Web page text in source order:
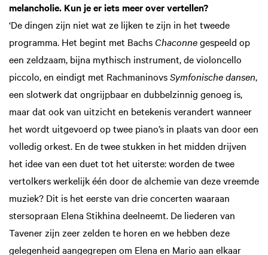
melancholie. Kun je er iets meer over vertellen?
‘De dingen zijn niet wat ze lijken te zijn in het tweede
programma. Het begint met Bachs Cha­connegespeeld op
een zeldzaam, bijna mythisch instrument, de violoncello
piccolo, en eindigt met RachmaninovsSymfonische dansen,
een slotwerk dat ongrijpbaar en dubbelzinnig genoeg is,
maar dat ook van uitzicht en betekenis verandert wanneer
het wordt uitgevoerd op twee piano’s in plaats van door een
volledig orkest. En de twee stukken in het midden drijven
het idee van een duet tot het uiterste: worden de twee
vertolkers werkelijk één door de alchemie van deze vreemde
muziek? Dit is het eerste van drie concerten waaraan
stersopraan Elena Stikhina deelneemt. De liederen van
Tavener zijn zeer zelden te horen en we hebben deze
gelegenheid aangegrepen om Elena en Mario aan elkaar